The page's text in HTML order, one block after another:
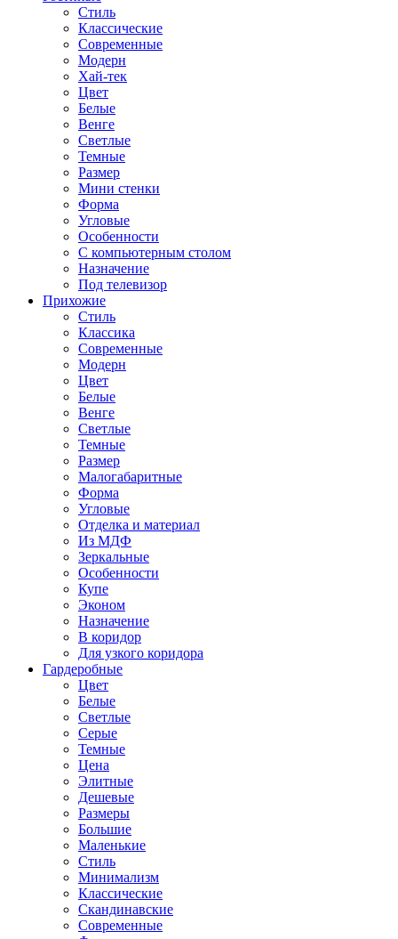
Стиль
Классические
Современные
Модерн
Хай-тек
Цвет
Белые
Венге
Светлые
Темные
Размер
Мини стенки
Форма
Угловые
Особенности
С компьютерным столом
Назначение
Под телевизор
Прихожие
Стиль
Классика
Современные
Модерн
Цвет
Белые
Венге
Светлые
Темные
Размер
Малогабаритные
Форма
Угловые
Отделка и материал
Из МДФ
Зеркальные
Особенности
Купе
Эконом
Назначение
В коридор
Для узкого коридора
Гардеробные
Цвет
Белые
Светлые
Серые
Темные
Цена
Элитные
Дешевые
Размеры
Большие
Маленькие
Стиль
Минимализм
Классические
Скандинавские
Современные